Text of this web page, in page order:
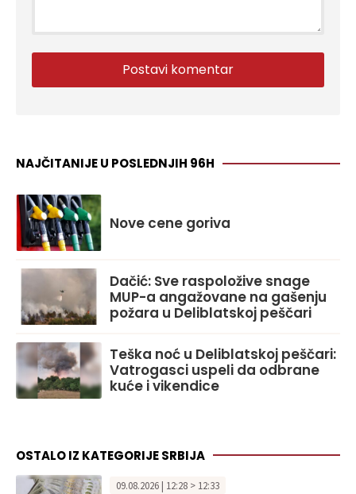
NAJČITANIJE U POSLEDNJIH 96H
Nove cene goriva
Dačić: Sve raspoložive snage
MUP-a angažovane na gašenju
požara u Deliblatskoj peščari
Teška noć u Deliblatskoj peščari:
Vatrogasci uspeli da odbrane
kuće i vikendice
OSTALO IZ KATEGORIJE SRBIJA
09.08.2026 | 12:28 > 12:33